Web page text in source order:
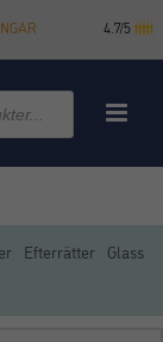
4.7/5
Efterrätter Glass